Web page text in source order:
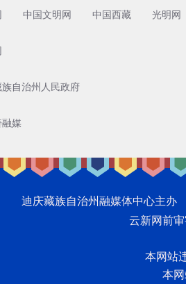
中国文明网 中国西藏 光明网
自治州人民政府
融媒
迪庆藏族自治州融媒体中心主
云新网前
本网站
本